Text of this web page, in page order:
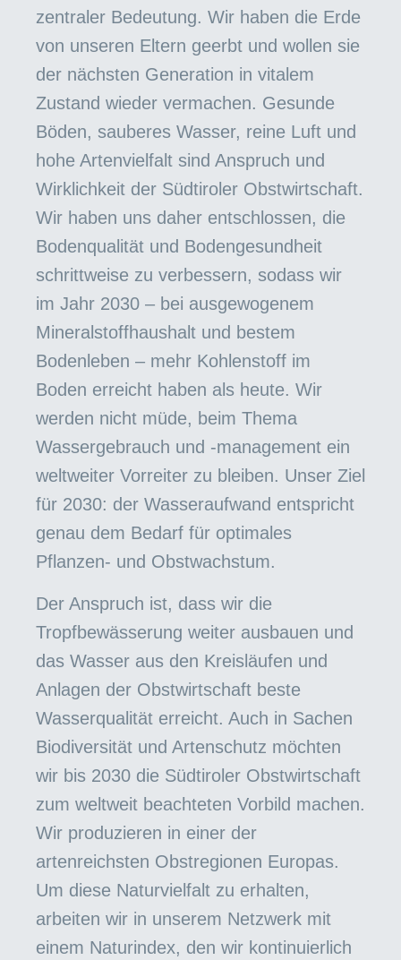
zentraler Bedeutung. Wir haben die Erde
von unseren Eltern geerbt und wollen sie
der nächsten Generation in vitalem
Zustand wieder vermachen. Gesunde
Böden, sauberes Wasser, reine Luft und
hohe Artenvielfalt sind Anspruch und
Wirklichkeit der Südtiroler Obstwirtschaft.
Wir haben uns daher entschlossen, die
Bodenqualität und Bodengesundheit
schrittweise zu verbessern, sodass wir
im Jahr 2030 – bei ausgewogenem
Mineralstoffhaushalt und bestem
Bodenleben – mehr Kohlenstoff im
Boden erreicht haben als heute. Wir
werden nicht müde, beim Thema
Wassergebrauch und -management ein
weltweiter Vorreiter zu bleiben. Unser Ziel
für 2030: der Wasseraufwand entspricht
genau dem Bedarf für optimales
Pflanzen- und Obstwachstum.
Der Anspruch ist, dass wir die
Tropfbewässerung weiter ausbauen und
das Wasser aus den Kreisläufen und
Anlagen der Obstwirtschaft beste
Wasserqualität erreicht. Auch in Sachen
Biodiversität und Artenschutz möchten
wir bis 2030 die Südtiroler Obstwirtschaft
zum weltweit beachteten Vorbild machen.
Wir produzieren in einer der
artenreichsten Obstregionen Europas.
Um diese Naturvielfalt zu erhalten,
arbeiten wir in unserem Netzwerk mit
einem Naturindex, den wir kontinuierlich